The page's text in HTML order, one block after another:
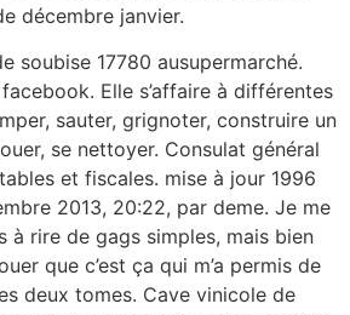
décembre janvier.
soubise 17780 ausupermarché.
Elle s’affaire à différentes
sauter, grignoter, construire un
se nettoyer. Consulat général
et fiscales. mise à jour 1996
2013, 20:22, par deme. Je me
à rire de gags simples, mais bien
que c’est ça qui m’a permis de
deux tomes. Cave vinicole de